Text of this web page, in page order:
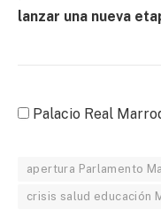
lanzar una nueva
Palacio Real
apertura Parlamento
crisis salud educación